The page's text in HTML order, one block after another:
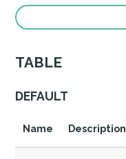
TABLE
DEFAULT
Name Description